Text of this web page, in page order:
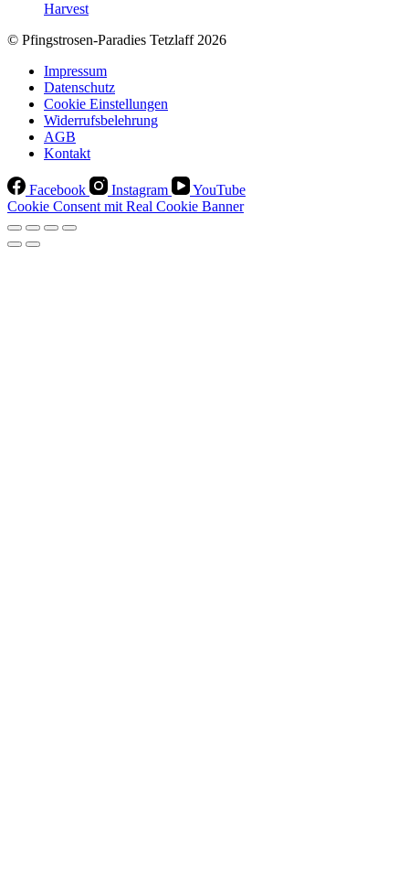
Harvest
© Pfingstrosen-Paradies Tetzlaff 2026
Impressum
Datenschutz
Cookie Einstellungen
Widerrufsbelehrung
AGB
Kontakt
Facebook Instagram
YouTube
Cookie Consent mit Real Cookie Banner